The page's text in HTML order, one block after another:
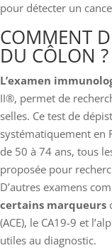
pour détecter un
COMMENT
DU CÔLON ?
L’examen
II®, permet de
selles. Ce test de
systématiquement en
de 50 à 74 ans, tous
proposée pour
D’autres examens
certains marqueurs
(ACE), le CA19-9 et
utiles au diagnostic.